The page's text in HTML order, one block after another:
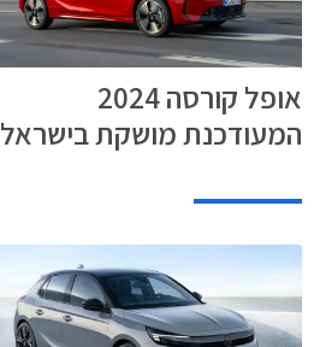
אופל קורסה 2024
המעודכנת מושקת בישראל